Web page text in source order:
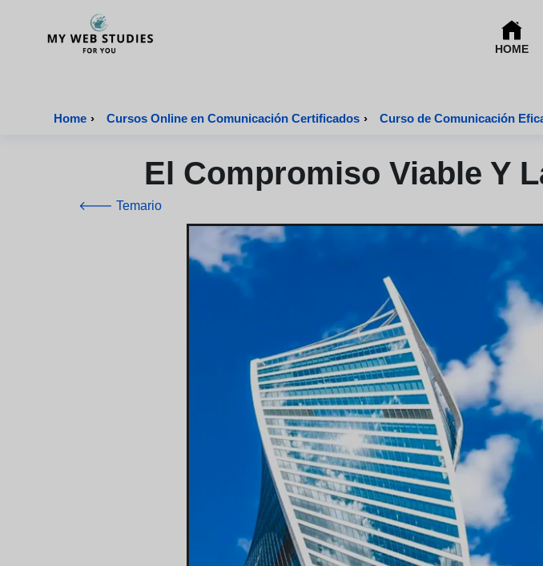
HOME
Home › Cursos Online en Comunicación Certificados › Curso de Comunicación
El Compromiso Viable Y
🡐 Temario